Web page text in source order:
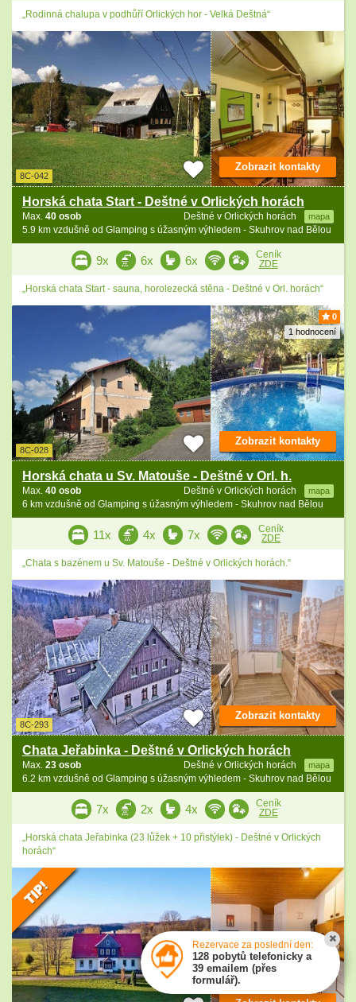
„Rodinná chalupa v podhůří Orlických hor - Velká Deštná“
8C-042
Horská chata Start - Deštné v Orlických horách
Deštné v Orlických horách mapa
Max. 40 osob
5.9 km vzdušně od Glamping s úžasným výhledem - Skuhrov nad Bělou
Zobrazit kontakty
9x 6x 6x
Ceník
ZDE
„Horská chata Start - sauna, horolezecká stěna - Deštné v Orl. horách“
0
1 hodnocení
8C-028
Horská chata u Sv. Matouše - Deštné v Orl. h.
Deštné v Orlických horách mapa
Max. 40 osob
6 km vzdušně od Glamping s úžasným výhledem - Skuhrov nad Bělou
Zobrazit kontakty
11x 4x 7x
Ceník
ZDE
„Chata s bazénem u Sv. Matouše - Deštné v Orlických horách.“
8C-293
Chata Jeřabinka - Deštné v Orlických horách
Deštné v Orlických horách mapa
Max. 23 osob
6.2 km vzdušně od Glamping s úžasným výhledem - Skuhrov nad Bělou
Zobrazit kontakty
7x 2x 4x
Ceník
ZDE
„Horská chata Jeřabinka (23 lůžek + 10 přistýlek) - Deštné v Orlických
horách“
Rezervace za poslední den:
128 pobytů telefonicky a
39 emailem (přes
formulář).